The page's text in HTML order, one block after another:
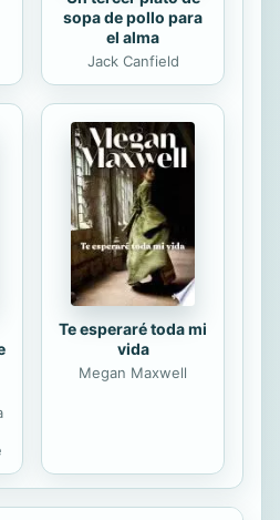
sopa de pollo para
el alma
Jack Canfield
Te esperaré toda mi
vida
Megan Maxwell